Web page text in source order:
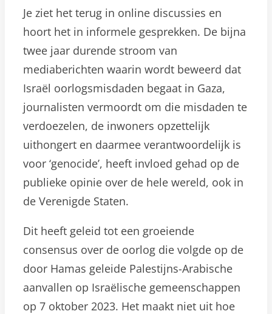
Je ziet het terug in online discussies en
hoort het in informele gesprekken. De bijna
twee jaar durende stroom van
mediaberichten waarin wordt beweerd dat
Israël oorlogsmisdaden begaat in Gaza,
journalisten vermoordt om die misdaden te
verdoezelen, de inwoners opzettelijk
uithongert en daarmee verantwoordelijk is
voor ‘genocide’, heeft invloed gehad op de
publieke opinie over de hele wereld, ook in
de Verenigde Staten.
Dit heeft geleid tot een groeiende
consensus over de oorlog die volgde op de
door Hamas geleide Palestijns-Arabische
aanvallen op Israëlische gemeenschappen
op 7 oktober 2023. Het maakt niet uit hoe